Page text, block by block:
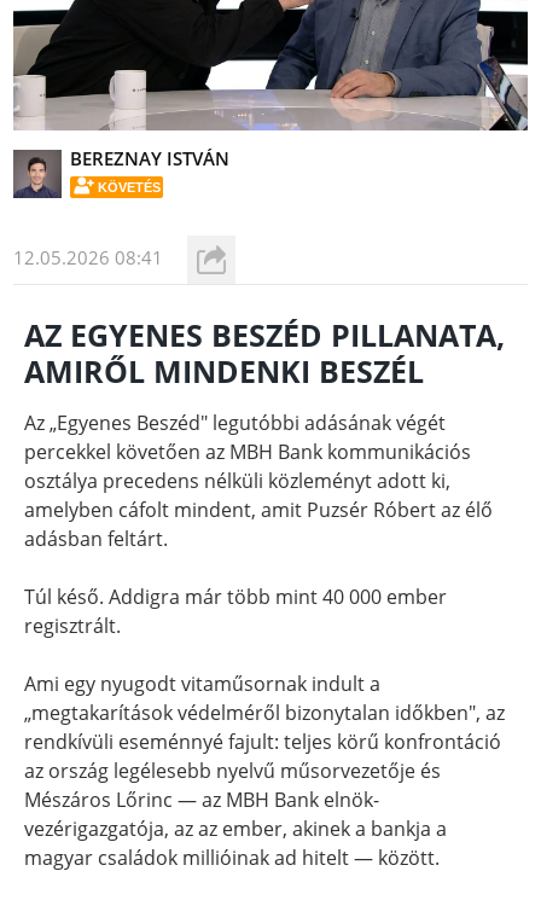
BEREZNAY ISTVÁN
KÖVETÉS
12.05.2026 08:41
AZ EGYENES BESZÉD PILLANATA,
AMIRŐL MINDENKI BESZÉL
Az „Egyenes Beszéd" legutóbbi adásának végét
percekkel követően az MBH Bank kommunikációs
osztálya precedens nélküli közleményt adott ki,
amelyben cáfolt mindent, amit Puzsér Róbert az élő
adásban feltárt.
Túl késő. Addigra már több mint 40 000 ember
regisztrált.
Ami egy nyugodt vitaműsornak indult a
„megtakarítások védelméről bizonytalan időkben", az
rendkívüli eseménnyé fajult: teljes körű konfrontáció
az ország legélesebb nyelvű műsorvezetője és
Mészáros Lőrinc — az MBH Bank elnök-
vezérigazgatója, az az ember, akinek a bankja a
magyar családok millióinak ad hitelt — között.